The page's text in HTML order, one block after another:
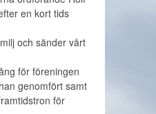
en kort tids
och sänder vårt
för föreningen
genomfört samt
för